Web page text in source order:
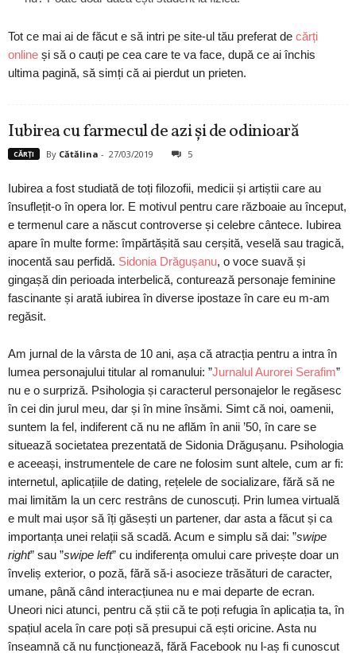
Tot ce mai ai de făcut e să intri pe site-ul tău preferat de cărți
online și să o cauți pe cea care te va face, după ce ai închis
ultima pagină, să simți că ai pierdut un prieten.
Iubirea cu farmecul de azi și de odinioară
CĂRȚI By Cătălina - 27/03/2019 5
Iubirea a fost studiată de toți filozofii, medicii și artiștii care au
însuflețit-o în opera lor. E motivul pentru care războaie au început,
e termenul care a născut controverse și celebre cântece. Iubirea
apare în multe forme: împărtășită sau cerșită, veselă sau tragică,
inocentă sau perfidă. Sidonia Drăgușanu, o voce suavă și
gingașă din perioada interbelică, conturează personaje feminine
fascinante și arată iubirea în diverse ipostaze în care eu m-am
regăsit.
Am jurnal de la vârsta de 10 ani, așa că atracția pentru a intra în
lumea personajului titular al romanului: ”Jurnalul Aurorei Serafim”
nu e o surpriză. Psihologia și caracterul personajelor le regăsesc
în cei din jurul meu, dar și în mine însămi. Simt că noi, oamenii,
suntem la fel, indiferent că nu ne aflăm în anii ’50, în care se
situează societatea prezentată de Sidonia Drăgușanu. Psihologia
e aceeași, instrumentele de care ne folosim sunt altele, cum ar fi:
internetul, aplicațiile de dating, rețelele de socializare, fără să ne
mai limităm la un cerc restrâns de cunoscuți. Prin lumea virtuală
e mult mai ușor să îți găsești un partener, dar asta a făcut și ca
importanța unei relații să scadă. Acum e simplu să dai: ”swipe
right” sau ”swipe left” cu indiferența omului care privește doar un
înveliș exterior, o poză, fără să-i asocieze trăsături de caracter,
umane, până când interacțiunea nu e mai departe de ecran.
Uneori nici atunci, pentru că știi că te poți refugia în aplicația ta, în
spațiul acela în care poți să presupui că ești oricine. Asta nu
înseamnă că nu funcționează, fără Facebook nu l-aș fi cunoscut